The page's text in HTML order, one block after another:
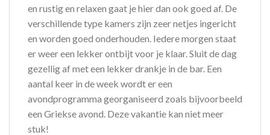
en rustig en relaxen gaat je hier dan ook goed af. De
verschillende type kamers zijn zeer netjes ingericht
en worden goed onderhouden. Iedere morgen staat
er weer een lekker ontbijt voor je klaar. Sluit de dag
gezellig af met een lekker drankje in de bar. Een
aantal keer in de week wordt er een
avondprogramma georganiseerd zoals bijvoorbeeld
een Griekse avond. Deze vakantie kan niet meer
stuk!